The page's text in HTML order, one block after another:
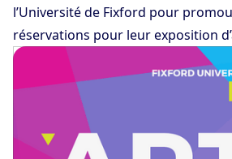
l’Université de Fixford pour
réservations pour leur exposition